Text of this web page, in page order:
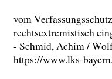
vom
rechtsextremistisch
- Schmid, Achim /
https://www.lks-